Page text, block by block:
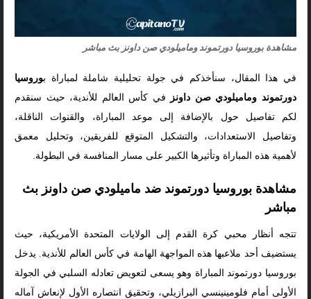
مشاهدة بوروسيا دورتموند وماميلودي صن داونز بث مباشر
في هذا المقال، سنأخذكم في جولة تحليلية شاملة لمباراة بوروسيا
دورتموند وماميلودي صن داونز
في كأس العالم للأندية، حيث سنقدم
لكم تفاصيل حول بالإضافة إلى موعد المباراة، والقنوات الناقلة،
وتفاصيل الاستعدادات، والتشكيل المتوقع للفريقين، وتحليل معمق
لأهمية هذه المباراة وتأثيرها الكبير على مسار المنافسة في البطولة.
مشاهدة بوروسيا دورتموند ضد ماميلودي صن داونز بث
مباشر
تتجه أنظار محبي كرة القدم إلى الولايات المتحدة الأمريكية، حيث
يستضيف أحد ملاعبها هذه المواجهة الهامة في كأس العالم للأندية. يدخل
بوروسيا دورتموند المباراة وهو يسعى لتعويض تعادله السلبي في الجولة
الأولى أمام فلومينينسي البرازيلي، وتحقيق انتصاره الأول لإنعاش آماله